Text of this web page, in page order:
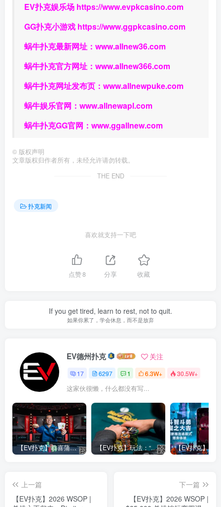
EV扑克娱乐场 https://www.evpkcasino.com
GG扑克小游戏 https://www.ggpkcasino.com
蜗牛扑克最新网址： www.allnew36.com
蜗牛扑克官方网址： www.allnew366.com
蜗牛扑克网址发布页： www.allnewpuke.com
蜗牛娱乐官网： www.allnewapl.com
蜗牛扑克GG官网： www.ggallnew.com
© 版权声明
文章版权归作者所有，未经允许请勿转载。
THE END
扑克新闻
喜欢就支持一下吧
点赞8 分享 收藏
If you get tired, learn to rest, not to quit.
如果你累了，学会休息，而不是放弃
EV德州扑克 关注
17 6297 1 6.3W+ 30.5W+
这家伙很懒，什么都没有写...
【EV扑克】恭喜蒲蔚然赛事#65夺冠，收获国人2023WSOP第六条金手链，奖金93万刀！ 【EV扑克】玩法：“松弱鱼/松凶鱼打法”的基本攻略
上一篇
【EV扑克】2026 WSOP |
下一篇
【EV扑克】2026 WSOP |